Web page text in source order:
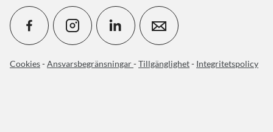
Cookies-Ansvarsbegränsningar-Tillgänglighet- Integritetspolicy